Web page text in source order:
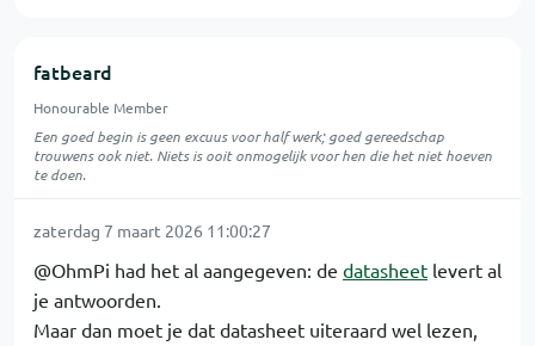
fatbeard
Honourable Member
Een goed begin is geen excuus voor half werk; goed gereedschap
trouwens ook niet. Niets is ooit onmogelijk voor hen die het niet hoeven
te doen.
zaterdag 7 maart 2026 11:00:27
@OhmPi had het al aangegeven: de datasheet levert al
je antwoorden.
Maar dan moet je dat datasheet uiteraard wel lezen,